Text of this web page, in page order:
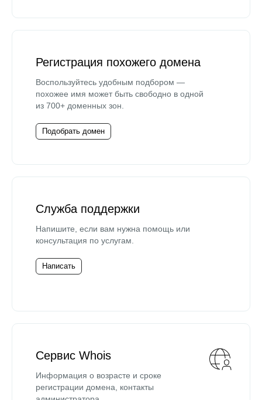
Регистрация похожего домена
Воспользуйтесь удобным подбором —
похожее имя может быть свободно в одной
из 700+ доменных зон.
Подобрать домен
Служба поддержки
Напишите, если вам нужна помощь или
консультация по услугам.
Написать
Сервис Whois
Информация о возрасте и сроке
регистрации домена, контакты